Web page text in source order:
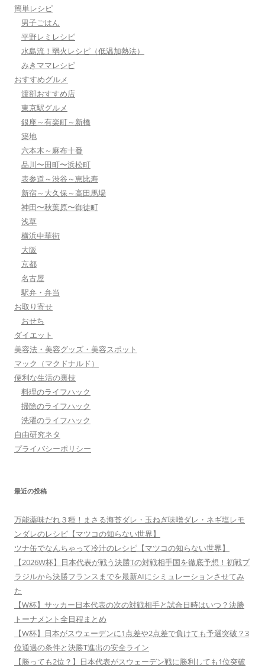
簡単レシピ
男子ごはん
平野レミレシピ
水島流！弱火レシピ（低温加熱法）
みきママレシピ
おすすめグルメ
渡部おすすめ店
東京駅グルメ
銀座～有楽町～新橋
築地
六本木～麻布十番
品川〜田町〜浜松町
表参道～渋谷～恵比寿
新宿～大久保～高田馬場
神田〜秋葉原〜御徒町
浅草
横浜中華街
大阪
京都
名古屋
駅弁・弁当
お取り寄せ
おせち
ダイエット
美容法・美容グッズ・美容スポット
マック（マクドナルド）
便利な生活の裏技
料理のライフハック
掃除のライフハック
洗濯のライフハック
自由研究ネタ
プライバシーポリシー
最近の投稿
万能薬味だれ３種！まさる海苔ダレ・玉ねぎ味噌ダレ・ネギ塩レモ
ンダレのレシピ【マツコの知らない世界】
ツナ缶でなんちゃって冷汁のレシピ【マツコの知らない世界】
【2026W杯】日本代表が戦う決勝Tの対戦相手国を徹底予想！初戦ブ
ラジルから決勝フランスまでを最新AIにシミュレーションさせてみ
た
【W杯】サッカー日本代表の次の対戦相手と試合日時はいつ？決勝
トーナメント全日程まとめ
【W杯】日本がスウェーデンに1点差や2点差で負けても予選突破？3
位通過の条件と決勝T進出の安全ライン
【勝っても2位？】日本代表がスウェーデン戦に勝利しても1位突破